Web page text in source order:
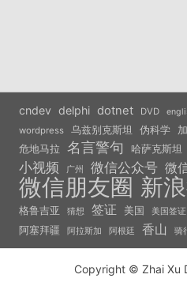
cndev delphi dotnet DVD
wordpress 乌兹别克斯坦 伪科学
危地马拉 名言警句 哈萨克斯坦
小视频 广州 微信公众号 微
微信朋友圈 新
格鲁吉亚 猜想 签证 美国 美国签证
阿塞拜疆 阿拉斯加 阿根廷 香山 骑
Copyright © Zhai Xu